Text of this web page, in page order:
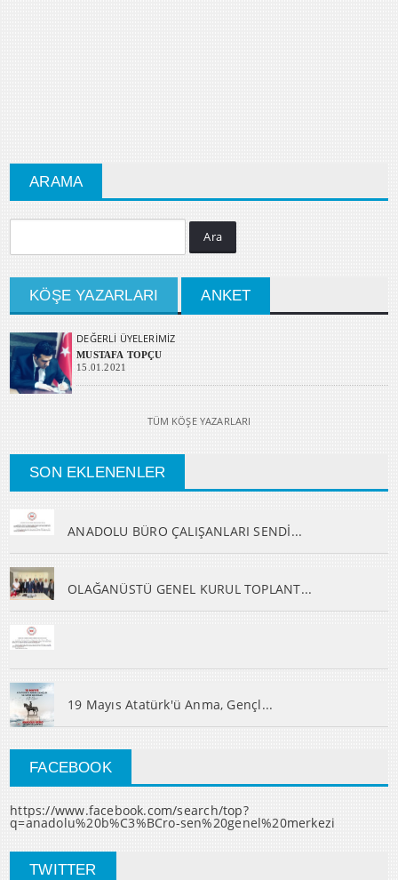
ARAMA
Ara
KÖŞE YAZARLARI ANKET
DEĞERLİ ÜYELERİMİZ
MUSTAFA TOPÇU
15.01.2021
TÜM KÖŞE YAZARLARI
SON EKLENENLER
ANADOLU BÜRO ÇALIŞANLARI SENDİ...
OLAĞANÜSTÜ GENEL KURUL TOPLANT...
19 Mayıs Atatürk'ü Anma, Gençl...
FACEBOOK
https://www.facebook.com/search/top?
q=anadolu%20b%C3%BCro-sen%20genel%20merkezi
TWITTER